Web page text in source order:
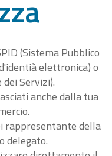
(Sistema Pubblico
elettronica) o
Servizi).
anche dalla tua
rappresentante della
delegato.